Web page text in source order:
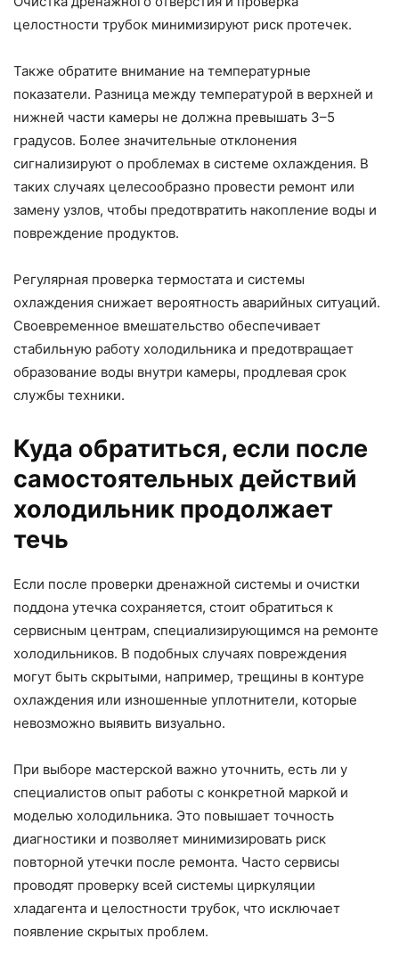
целостности трубок минимизируют риск протечек.
Также обратите внимание на температурные
показатели. Разница между температурой в верхней и
нижней части камеры не должна превышать 3–5
градусов. Более значительные отклонения
сигнализируют о проблемах в системе охлаждения. В
таких случаях целесообразно провести ремонт или
замену узлов, чтобы предотвратить накопление воды и
повреждение продуктов.
Регулярная проверка термостата и системы
охлаждения снижает вероятность аварийных ситуаций.
Своевременное вмешательство обеспечивает
стабильную работу холодильника и предотвращает
образование воды внутри камеры, продлевая срок
службы техники.
Куда обратиться, если после
самостоятельных действий
холодильник продолжает
течь
Если после проверки дренажной системы и очистки
поддона утечка сохраняется, стоит обратиться к
сервисным центрам, специализирующимся на ремонте
холодильников. В подобных случаях повреждения
могут быть скрытыми, например, трещины в контуре
охлаждения или изношенные уплотнители, которые
невозможно выявить визуально.
При выборе мастерской важно уточнить, есть ли у
специалистов опыт работы с конкретной маркой и
моделью холодильника. Это повышает точность
диагностики и позволяет минимизировать риск
повторной утечки после ремонта. Часто сервисы
проводят проверку всей системы циркуляции
хладагента и целостности трубок, что исключает
появление скрытых проблем.